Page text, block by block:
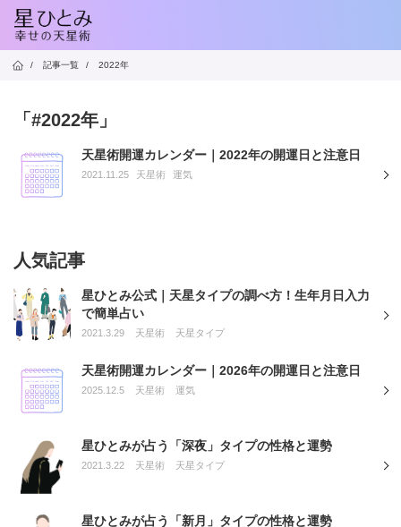
/ 記事一覧 / 2022年
「#2022年」
天星術開運カレンダー｜2022年の開運日と注意日
2021.11.25 天星術 運気
人気記事
星ひとみ公式｜天星タイプの調べ方！生年月日入力
で簡単占い
2021.3.29 天星術 天星タイプ
天星術開運カレンダー｜2026年の開運日と注意日
2025.12.5 天星術 運気
星ひとみが占う「深夜」タイプの性格と運勢
2021.3.22 天星術 天星タイプ
星ひとみが占う「新月」タイプの性格と運勢